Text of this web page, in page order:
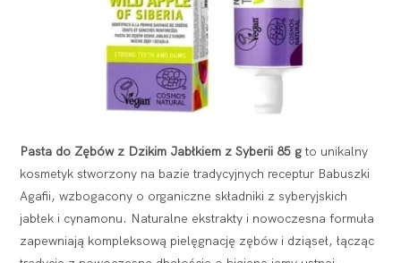
Pasta do Zębów z Dzikim Jabłkiem z Syberii 85 g to unikalny
kosmetyk stworzony na bazie tradycyjnych receptur Babuszki
Agafii, wzbogacony o organiczne składniki z syberyjskich
jabłek i cynamonu. Naturalne ekstrakty i nowoczesna formuła
zapewniają kompleksową pielęgnację zębów i dziąseł, łącząc